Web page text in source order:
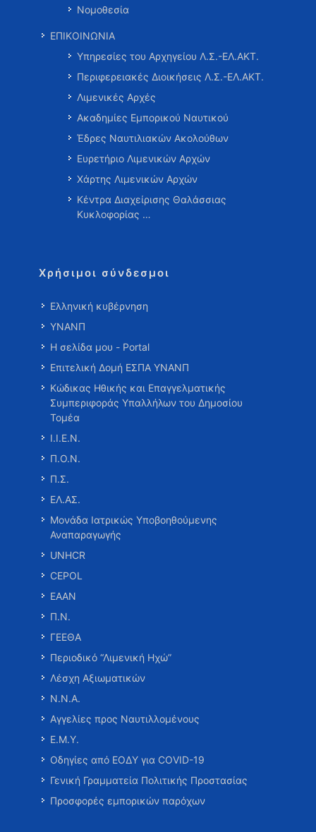
Νομοθεσία
ΕΠΙΚΟΙΝΩΝΙΑ
Υπηρεσίες του Αρχηγείου Λ.Σ.-ΕΛ.ΑΚΤ.
Περιφερειακές Διοικήσεις Λ.Σ.-ΕΛ.ΑΚΤ.
Λιμενικές Αρχές
Ακαδημίες Εμπορικού Ναυτικού
Έδρες Ναυτιλιακών Ακολούθων
Ευρετήριο Λιμενικών Αρχών
Χάρτης Λιμενικών Αρχών
Κέντρα Διαχείρισης Θαλάσσιας
Κυκλοφορίας …
Χρήσιμοι σύνδεσμοι
Ελληνική κυβέρνηση
ΥΝΑΝΠ
Η σελίδα μου - Portal
Επιτελική Δομή ΕΣΠΑ ΥΝΑΝΠ
Κώδικας Ηθικής και Επαγγελματικής
Συμπεριφοράς Υπαλλήλων του Δημοσίου
Τομέα
Ι.Ι.Ε.Ν.
Π.Ο.Ν.
Π.Σ.
ΕΛ.ΑΣ.
Μονάδα Ιατρικώς Υποβοηθούμενης
Αναπαραγωγής
UNHCR
CEPOL
ΕΑΑΝ
Π.Ν.
ΓΕΕΘΑ
Περιοδικό “Λιμενική Ηχώ”
Λέσχη Αξιωματικών
Ν.Ν.Α.
Αγγελίες προς Ναυτιλλομένους
Ε.Μ.Υ.
Οδηγίες από ΕΟΔΥ για COVID-19
Γενική Γραμματεία Πολιτικής Προστασίας
Προσφορές εμπορικών παρόχων